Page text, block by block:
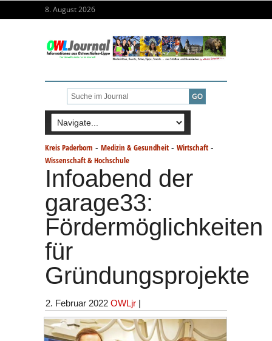
8. August 2026
Kreis Paderborn - Medizin & Gesundheit - Wirtschaft -
Wissenschaft & Hochschule
Infoabend der
garage33:
Fördermöglichkeiten
für
Gründungsprojekte
2. Februar 2022 OWLjr |